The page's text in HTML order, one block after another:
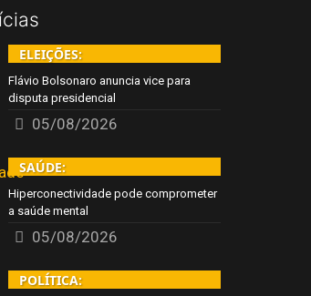
ELEIÇÕES:
Flávio Bolsonaro anuncia vice para
disputa presidencial
05/08/2026
SAÚDE:
Hiperconectividade pode comprometer
a saúde mental
05/08/2026
POLÍTICA: